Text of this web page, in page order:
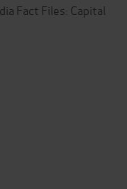
Fact Files: Capital